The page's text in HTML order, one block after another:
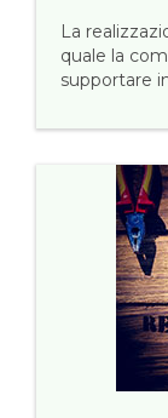
La
quale la
supportare